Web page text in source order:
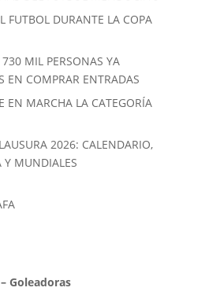
FUTBOL DURANTE LA COPA
MIL PERSONAS YA
EN COMPRAR ENTRADAS
EN MARCHA LA CATEGORÍA
2026: CALENDARIO,
Y MUNDIALES
Goleadoras